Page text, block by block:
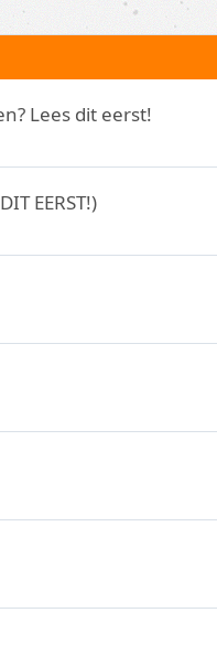
Lees dit eerst!
EERST!)